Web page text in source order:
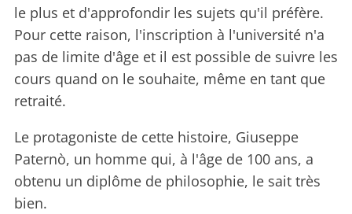
le plus et d'approfondir les sujets qu'il préfère.
Pour cette raison, l'inscription à l'université n'a
pas de limite d'âge et il est possible de suivre les
cours quand on le souhaite, même en tant que
retraité.
Le protagoniste de cette histoire, Giuseppe
Paternò, un homme qui, à l'âge de 100 ans, a
obtenu un diplôme de philosophie, le sait très
bien.